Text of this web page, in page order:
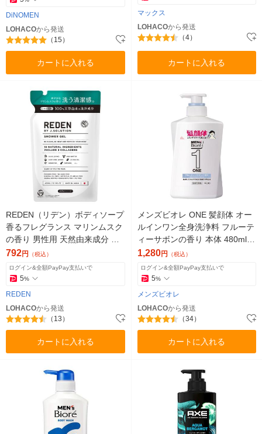
DiNOMEN
LOHACOから発送
（15）
カートに入れる
マックス
LOHACOから発送
（4）
カートに入れる
REDEN（リデン）ボディソープ
香るフレグランス マリンムスク
の香り 男性用 天然由来成分 詰
め替え 400ml 1個
792円 （税込）
ログイン&全額PayPay支払いで
5%
REDEN
LOHACOから発送
（13）
カートに入れる
メンズビオレ ONE 髪顔体 オー
ルインワン全身洗浄料 フルーテ
ィーサボンの香り 本体 480ml 1
本 全身のケアこれ１本！
1,280円 （税込）
ログイン&全額PayPay支払いで
5%
メンズビオレ
LOHACOから発送
（34）
カートに入れる